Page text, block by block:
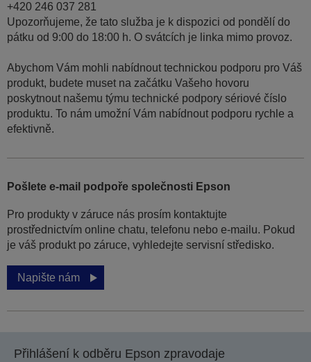
+420 246 037 281
Upozorňujeme, že tato služba je k dispozici od pondělí do
pátku od 9:00 do 18:00 h. O svátcích je linka mimo provoz.
Abychom Vám mohli nabídnout technickou podporu pro Váš
produkt, budete muset na začátku Vašeho hovoru
poskytnout našemu týmu technické podpory sériové číslo
produktu. To nám umožní Vám nabídnout podporu rychle a
efektivně.
Pošlete e-mail podpoře společnosti Epson
Pro produkty v záruce nás prosím kontaktujte
prostřednictvím online chatu, telefonu nebo e-mailu. Pokud
je váš produkt po záruce, vyhledejte servisní středisko.
Napište nám
Přihlášení k odběru Epson zpravodaje